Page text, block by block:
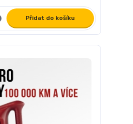
Přidat do košíku